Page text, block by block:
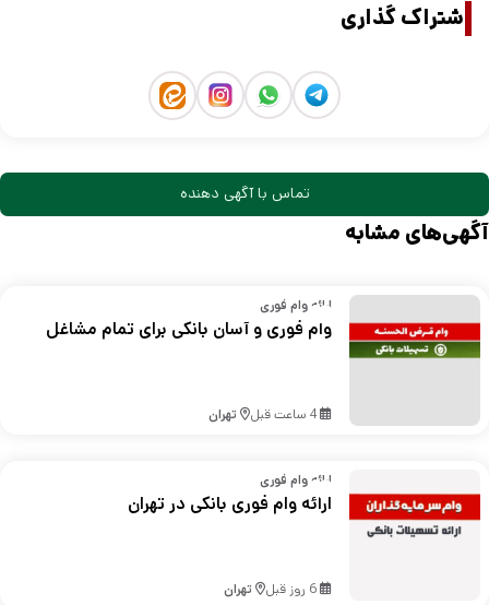
اشتراک گذاری
تماس با آگهی دهنده
آگهی‌های مشابه
ارائه وام فوری
وام فوری و آسان بانکی برای تمام مشاغل
4 ساعت قبل تهران
ارائه وام فوری
ارائه وام فوری بانکی در تهران
6 روز قبل تهران